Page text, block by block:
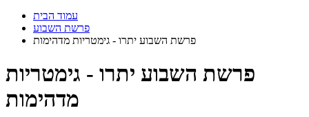
עמוד הבית
פרשת השבוע
פרשת השבוע יתרו - גימטריות מדהימות
פרשת השבוע יתרו - גימטריות
מדהימות